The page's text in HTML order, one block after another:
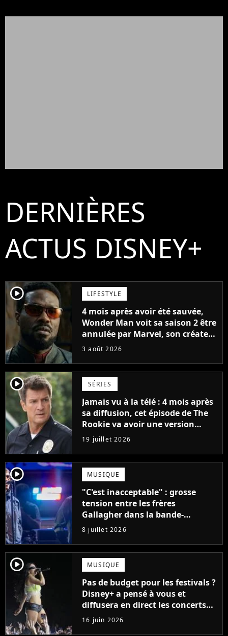
DERNIÈRES
ACTUS DISNEY+
player2 LIFESTYLE
4 mois après avoir été sauvée,
Wonder Man voit sa saison 2 être
annulée par Marvel, son créateur
sort du silence : "Les contrats
3 août 2026
player2 SÉRIES
Jamais vu à la télé : 4 mois après
sa diffusion, cet épisode de The
Rookie va avoir une version
longue en streaming
19 juillet 2026
player2 MUSIQUE
"C'est inacceptable" : grosse
tension entre les frères
Gallagher dans la bande-
annonce du documentaire sur
Oasis
8 juillet 2026
player2 MUSIQUE
Pas de budget pour les festivals ?
Disney+ a pensé à vous et
diffusera en direct les concerts
de cet incontournable festival
16 juin 2026